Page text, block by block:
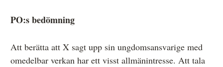
PO:s bedömning
Att berätta att X sagt upp sin ungdomsansvarige med
omedelbar verkan har ett visst allmänintresse. Att tala